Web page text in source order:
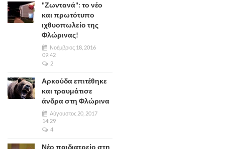
"Ζωντανά": το νέο
και πρωτότυπο
ιχθυοπωλείο της
Φλώρινας!
Νοέμβριος 18, 2016
09:42
2
Αρκούδα επιτέθηκε
και τραυμάτισε
άνδρα στη Φλώρινα
Αύγουστος 20, 2017
14:29
4
Νέο παιδιατρείο στη